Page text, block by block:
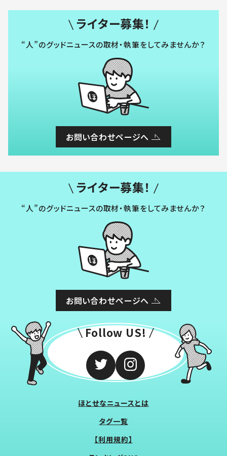
ライター募集！
“人”のグッドニュースの取材・執筆をしてみませんか？
お問い合わせページへ
ライター募集！
“人”のグッドニュースの取材・執筆をしてみませんか？
お問い合わせページへ
Follow US!
ほとせなニュースとは
タグ一覧
【利用規約】